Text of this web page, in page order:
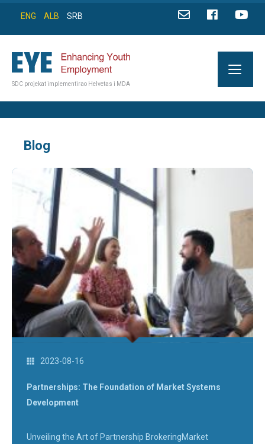
ENG ALB SRB
SDC projekat implementirao Helvetas i MDA
Blog
2023-08-16
Partnerships: The Foundation of Market Systems
Development
Unveiling the Art of Partnership BrokeringMarket